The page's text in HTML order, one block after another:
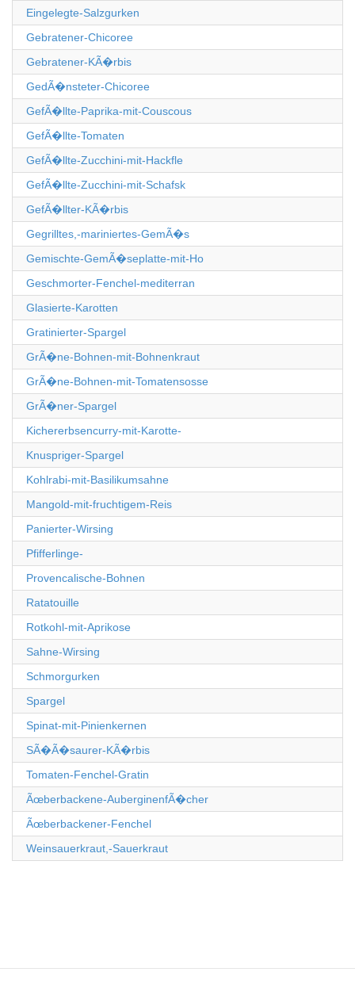
Eingelegte-Salzgurken
Gebratener-Chicoree
Gebratener-KÃ�rbis
GedÃ�nsteter-Chicoree
GefÃ�llte-Paprika-mit-Couscous
GefÃ�llte-Tomaten
GefÃ�llte-Zucchini-mit-Hackfle
GefÃ�llte-Zucchini-mit-Schafsk
GefÃ�llter-KÃ�rbis
Gegrilltes,-mariniertes-GemÃ�s
Gemischte-GemÃ�seplatte-mit-Ho
Geschmorter-Fenchel-mediterran
Glasierte-Karotten
Gratinierter-Spargel
GrÃ�ne-Bohnen-mit-Bohnenkraut
GrÃ�ne-Bohnen-mit-Tomatensosse
GrÃ�ner-Spargel
Kichererbsencurry-mit-Karotte-
Knuspriger-Spargel
Kohlrabi-mit-Basilikumsahne
Mangold-mit-fruchtigem-Reis
Panierter-Wirsing
Pfifferlinge-
Provencalische-Bohnen
Ratatouille
Rotkohl-mit-Aprikose
Sahne-Wirsing
Schmorgurken
Spargel
Spinat-mit-Pinienkernen
SÃ�Ã�saurer-KÃ�rbis
Tomaten-Fenchel-Gratin
Ãœberbackene-AuberginenfÃ�cher
Ãœberbackener-Fenchel
Weinsauerkraut,-Sauerkraut